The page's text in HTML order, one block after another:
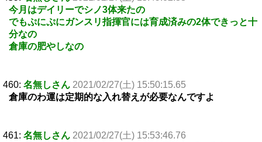
今月はデイリーでシノ3体来たの
でもぷにぷにガンスリ指揮官には育成済みの2体できっと十
分なの
倉庫の肥やしなの
460: 名無しさん 2021/02/27(土) 15:50:15.65
倉庫のわ運は定期的な入れ替えが必要なんですよ
461: 名無しさん 2021/02/27(土) 15:53:46.76